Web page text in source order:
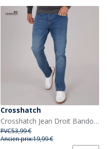
Crosshatch
Crosshatch Jean Droit Bandol Homme Bleu
PVC53,99 €
Ancien prix:19,99 €